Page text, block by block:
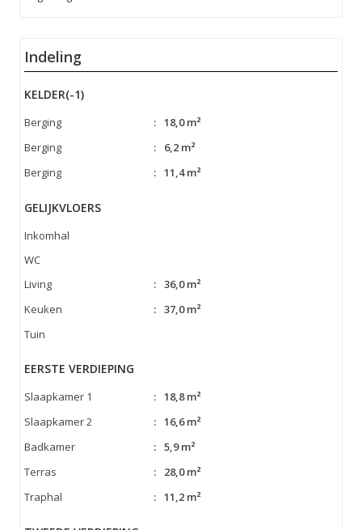
Indeling
KELDER(-1)
Berging : 18,0 m²
Berging
:
6,2 m²
Berging
: 11,4 m²
GELIJKVLOERS
Inkomhal
WC
Living
: 36,0 m²
Keuken
: 37,0 m²
Tuin
EERSTE VERDIEPING
Slaapkamer 1 : 18,8 m²
Slaapkamer 2
: 16,6 m²
Badkamer
: 5,9 m²
Terras
:
28,0 m²
Traphal
: 11,2 m²